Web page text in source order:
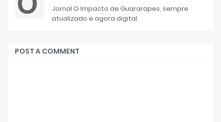
Jornal O Impacto de Guararapes, sempre
atualizado e agora digital.
POST A COMMENT